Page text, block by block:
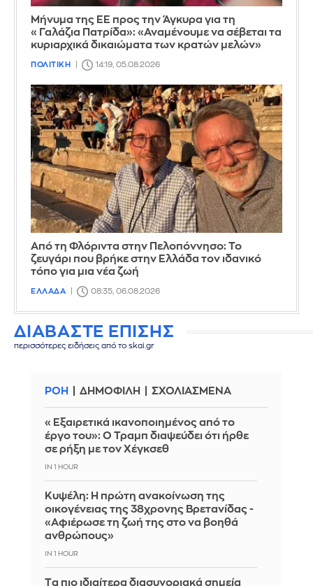
Μήνυμα της ΕΕ προς την Άγκυρα για τη
«Γαλάζια Πατρίδα»: «Αναμένουμε να σέβεται τα
κυριαρχικά δικαιώματα των κρατών μελών»
ΠΟΛΙΤΙΚΗ 14:19, 05.08.2026
Από τη Φλόριντα στην Πελοπόννησο: Το
ζευγάρι που βρήκε στην Ελλάδα τον ιδανικό
τόπο για μια νέα ζωή
ΕΛΛΑΔΑ 08:35, 06.08.2026
ΔΙΑΒΑΣΤΕ ΕΠΙΣΗΣ
περισσότερες ειδήσεις από το skai.gr
ΡΟΗ ΔΗΜΟΦΙΛΗ ΣΧΟΛΙΑΣΜΕΝΑ
«Εξαιρετικά ικανοποιημένος από το
έργο του»: Ο Τραμπ διαψεύδει ότι ήρθε
σε ρήξη με τον Χέγκσεθ
IN 1 HOUR
Κυψέλη: Η πρώτη ανακοίνωση της
οικογένειας της 38χρονης Βρετανίδας -
«Αφιέρωσε τη ζωή της στο να βοηθά
ανθρώπους»
IN 1 HOUR
Tα πιο ιδιαίτερα διασυνοριακά σημεία